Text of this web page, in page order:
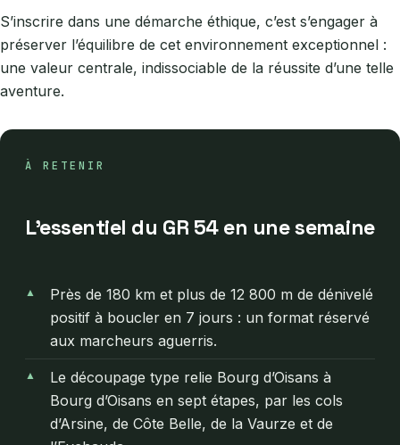
S’inscrire dans une démarche éthique, c’est s’engager à
préserver l’équilibre de cet environnement exceptionnel :
une valeur centrale, indissociable de la réussite d’une telle
aventure.
À RETENIR
L’essentiel du GR 54 en une semaine
Près de 180 km et plus de 12 800 m de dénivelé
positif à boucler en 7 jours : un format réservé
aux marcheurs aguerris.
Le découpage type relie Bourg d’Oisans à
Bourg d’Oisans en sept étapes, par les cols
d’Arsine, de Côte Belle, de la Vaurze et de